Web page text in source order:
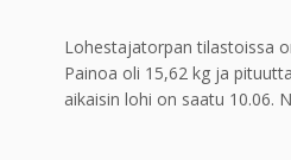
Lohestajatorpan tilastoissa
Painoa oli 15,62 kg ja
aikaisin lohi on saatu 10.06.